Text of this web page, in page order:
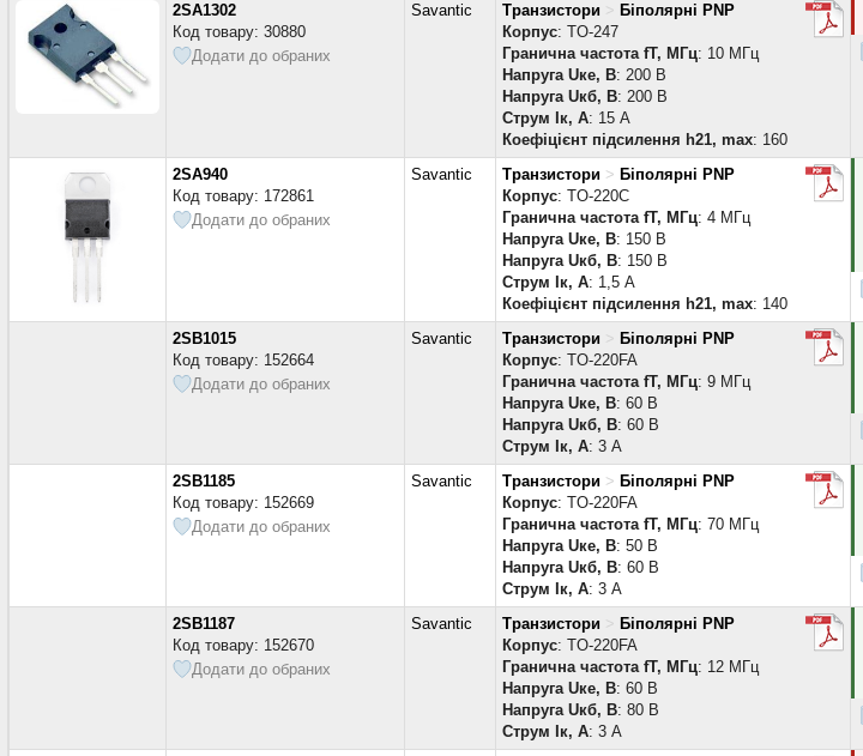
2SA1302
Код товару: 30880
Додати до обраних
Savantic Транзистори > Біполярні PNP
Корпус: TO-247
Гранична частота fT, МГц: 10 МГц
Напруга Uке, В: 200 В
Напруга Uкб, В: 200 В
Струм Iк, А: 15 А
Коефіцієнт підсилення h21, max: 160
2SA940
Код товару: 172861
Додати до обраних
Savantic Транзистори > Біполярні PNP
Корпус: TO-220C
Гранична частота fT, МГц: 4 МГц
Напруга Uке, В: 150 В
Напруга Uкб, В: 150 В
Струм Iк, А: 1,5 А
Коефіцієнт підсилення h21, max: 140
2SB1015
Код товару: 152664
Додати до обраних
Savantic Транзистори > Біполярні PNP
Корпус: TO-220FA
Гранична частота fT, МГц: 9 МГц
Напруга Uке, В: 60 В
Напруга Uкб, В: 60 В
Струм Iк, А: 3 А
2SB1185
Код товару: 152669
Додати до обраних
Savantic Транзистори > Біполярні PNP
Корпус: TO-220FA
Гранична частота fT, МГц: 70 МГц
Напруга Uке, В: 50 В
Напруга Uкб, В: 60 В
Струм Iк, А: 3 А
2SB1187
Код товару: 152670
Додати до обраних
Savantic Транзистори > Біполярні PNP
Корпус: TO-220FA
Гранична частота fT, МГц: 12 МГц
Напруга Uке, В: 60 В
Напруга Uкб, В: 80 В
Струм Iк, А: 3 А